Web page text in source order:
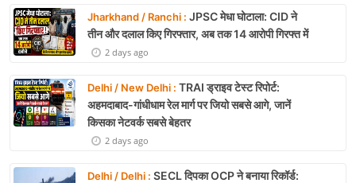
Jharkhand / Ranchi : JPSC मेधा घोटाला: CID ने
तीन और दलाल किए गिरफ्तार, अब तक 14 आरोपी गिरफ्त में
2 days ago
Delhi / New Delhi : TRAI ड्राइव टेस्ट रिपोर्ट:
अहमदाबाद-गांधीधाम रेल मार्ग पर जियो सबसे आगे, जानें
किसका नेटवर्क सबसे बेहतर
2 days ago
Delhi / Delhi : SECL दिपका OCP ने बनाया रिकॉर्ड: